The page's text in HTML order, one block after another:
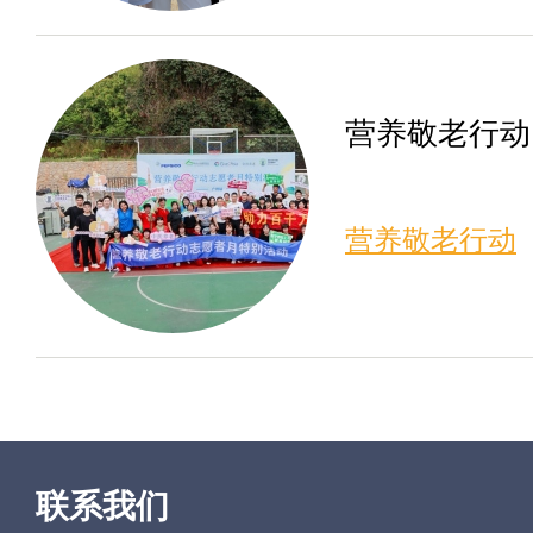
营养敬老行动
营养敬老行动
联系我们